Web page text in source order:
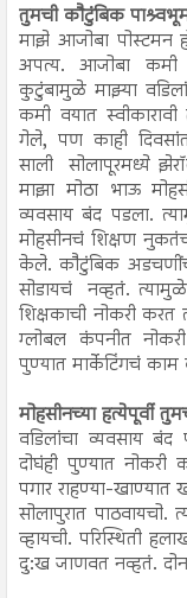
तुमची कौटुंबिक
माझे आजोबा पोस्टमन
अपत्य. आजोबा कमी
कुटुंबामुळे माझ्या
कमी वयात
गेले, पण काही
साली सोलापूरमध्ये
माझा मोठा भाऊ
व्यवसाय बंद पडला.
मोहसीनचं शिक्षण
केले. कौटुंबिक
सोडायचं नव्हतं.
शिक्षकाची नोकरी
ग्लोबल कंपनीत
पुण्यात मार्केटिंगचं
मोहसीनच्या हत्येपूर्वी
वडिलांचा व्यवसाय
दोघंही पुण्यात नोकरी
पगार राहण्या-खाण्यात
सोलापुरात पाठवायचो.
व्हायची. परिस्थिती
दु:ख जाणवत नव्हतं.